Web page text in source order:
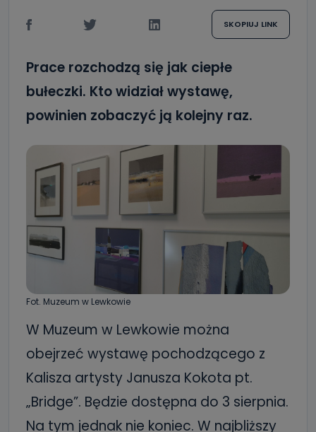
SKOPIUJ LINK
Prace rozchodzą się jak ciepłe
bułeczki. Kto widział wystawę,
powinien zobaczyć ją kolejny raz.
Fot. Muzeum w Lewkowie
W Muzeum w Lewkowie można
obejrzeć wystawę pochodzącego z
Kalisza artysty Janusza Kokota pt.
„Bridge”. Będzie dostępna do 3 sierpnia.
Na tym jednak nie koniec. W najbliższy